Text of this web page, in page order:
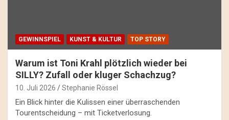
GEWINNSPIEL KUNST & KULTUR TOP STORY
Warum ist Toni Krahl plötzlich wieder bei
SILLY? Zufall oder kluger Schachzug?
10. Juli 2026 Stephanie Rössel
Ein Blick hinter die Kulissen einer überraschenden
Tourentscheidung – mit Ticketverlosung.